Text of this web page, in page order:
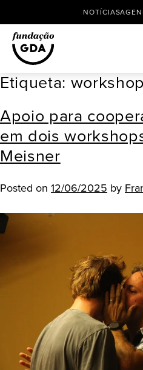
Skip
content
NOTÍCIAS
Etiqueta: workshop
Apoio para
em dois
Meisner
Posted on 12/06/2025 by